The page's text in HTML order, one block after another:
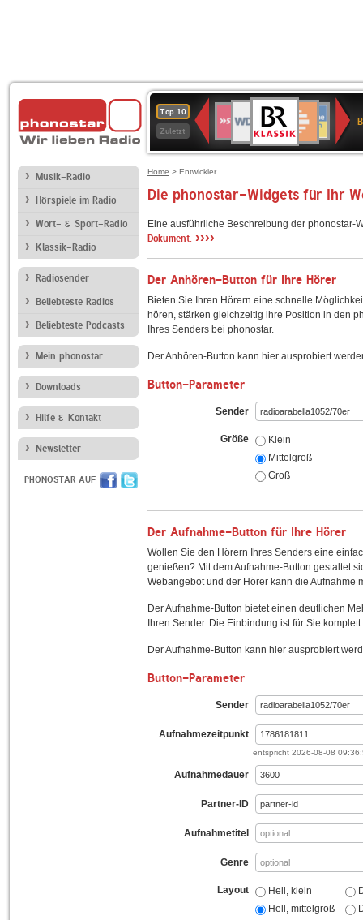
Top 10
Zuletzt
Deutschlandfunk
80er
90er
OLDIE
ANTENNE
4
BR-
KLASSIK
Deutschlandfunk
Kultur
ANTENNE
BAYERN
SWR
Kultur
NDR
2
Musik-Radio
Hörspiele im Radio
Wort- & Sport-Radio
Klassik-Radio
Radiosender
Beliebteste Radios
Beliebteste Podcasts
Mein phonostar
Downloads
Hilfe & Kontakt
Newsletter
PHONOSTAR AUF
Home > Entwickler
Die phonostar-Widgets für Ihr
Eine ausführliche Beschreibung der
Dokument. ››››
Der Anhören-Button für Ihre Hörer
Bieten Sie Ihren Hörern eine schnelle
hören, stärken gleichzeitig ihre Position in den
Ihres Senders bei phonostar.
Der Anhören-Button kann hier ausprobiert
Button-Parameter
Sender
Größe
Klein
Mittelgroß
Groß
Der Aufnahme-Button für Ihre Hörer
Wollen Sie den Hörern Ihres Senders eine
genießen? Mit dem Aufnahme-Button gestaltet
Webangebot und der Hörer kann die Aufnahme
Der Aufnahme-Button bietet einen deutlichen
Ihren Sender. Die Einbindung ist für Sie
Der Aufnahme-Button kann hier ausprobiert
Button-Parameter
Sender
Aufnahmezeitpunkt
entspricht 2026-08-08
Aufnahmedauer
Partner-ID
Aufnahmetitel
Genre
Layout
Hell, klein
Hell, mittelgroß